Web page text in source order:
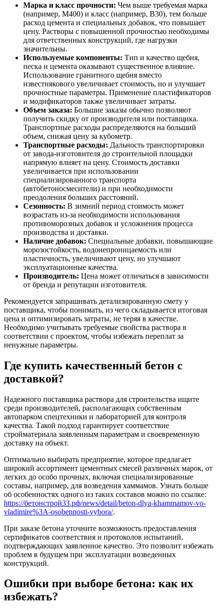
Марка и класс прочности: Чем выше требуемая марка
(например, М400) и класс (например, В30), тем больше
расход цемента и специальных добавок, что повышает
цену. Растворы с повышенной прочностью необходимы
для ответственных конструкций, где нагрузки
значительны.
Используемые компоненты: Тип и качество щебня,
песка и цемента оказывают существенное влияние.
Использование гранитного щебня вместо
известнякового увеличивает стоимость, но и улучшает
прочностные параметры. Применение пластификаторов
и модификаторов также увеличивает затраты.
Объем заказа: Большие заказы обычно позволяют
получить скидку от производителя или поставщика.
Транспортные расходы распределяются на больший
объем, снижая цену за кубометр.
Транспортные расходы: Дальность транспортировки
от завода-изготовителя до строительной площадки
напрямую влияет на цену. Стоимость доставки
увеличивается при использовании
специализированного транспорта
(автобетоносмесители) и при необходимости
преодоления больших расстояний.
Сезонность: В зимний период стоимость может
возрастать из-за необходимости использования
противоморозных добавок и усложнения процесса
производства и доставки.
Наличие добавок: Специальные добавки, повышающие
морозостойкость, водонепроницаемость или
пластичность, увеличивают цену, но улучшают
эксплуатационные качества.
Производитель: Цена может отличаться в зависимости
от бренда и репутации изготовителя.
Рекомендуется запрашивать детализированную смету у
поставщика, чтобы понимать, из чего складывается итоговая
цена и оптимизировать затраты, не теряя в качестве.
Необходимо учитывать требуемые свойства раствора в
соответствии с проектом, чтобы избежать переплат за
ненужные параметры.
Где купить качественный бетон с
доставкой?
Надежного поставщика раствора для строительства ищите
среди производителей, располагающих собственным
автопарком спецтехники и лабораторией для контроля
качества. Такой подход гарантирует соответствие
стройматериала заявленным параметрам и своевременную
доставку на объект.
Оптимально выбирать предприятие, которое предлагает
широкий ассортимент цементных смесей различных марок, от
легких до особо прочных, включая специализированные
составы, например, для возведения хаммамов. Узнать больше
об особенностях одного из таких составов можно по ссылке:
https://бетонстрой33.рф/news/detail/beton-dlya-khammamov-vo-
vladimire%3A-osobennosti-vybora/.
При заказе бетона уточните возможность предоставления
сертификатов соответствия и протоколов испытаний,
подтверждающих заявленное качество. Это позволит избежать
проблем в будущем при эксплуатации возведенных
конструкций.
Ошибки при выборе бетона: как их
избежать?